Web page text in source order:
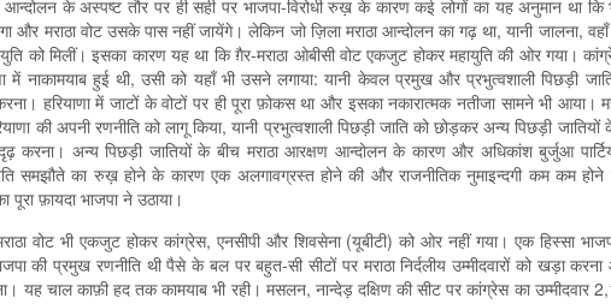
के अस्पष्ट तौर पर ही सही पर भाजपा-विरोधी रुख़ के कारण कई लोगों का यह अनुमान था कि
और मराठा वोट उसके पास नहीं जायेंगे। लेकिन जो ज़िला मराठा आन्दोलन का गढ़ था, यानी जालना, वहाँ
को मिलीं। इसका कारण यह था कि ग़ैर-मराठा ओबीसी वोट एकजुट होकर महायुति की ओर गया।
में नाकामयाब हुई थी, उसी को यहाँ भी उसने लगाया: यानी केवल प्रमुख और प्रभुत्वशाली पिछड़ी
हरियाणा में जाटों के वोटों पर ही पूरा फ़ोकस था और इसका नकारात्मक नतीजा सामने भी आया।
की अपनी रणनीति को लागू किया, यानी प्रभुत्वशाली पिछड़ी जाति को छोड़कर अन्य पिछड़ी जातियों
करना। अन्य पिछड़ी जातियों के बीच मराठा आरक्षण आन्दोलन के कारण और अधिकांश बुर्जुआ
समझौते का रुख़ होने के कारण एक अलगावग्रस्त होने की और राजनीतिक नुमाइन्दगी कम कम होने
पूरा फ़ायदा भाजपा ने उठाया।
वोट भी एकजुट होकर कांग्रेस, एनसीपी और शिवसेना (यूबीटी) को ओर नहीं गया। एक हिस्सा
की प्रमुख रणनीति थी पैसे के बल पर बहुत-सी सीटों पर मराठा निर्दलीय उम्मीदवारों को खड़ा करना
यह चाल काफ़ी हद तक कामयाब भी रही। मसलन, नान्देड़ दक्षिण की सीट पर कांग्रेस का उम्मीदवार